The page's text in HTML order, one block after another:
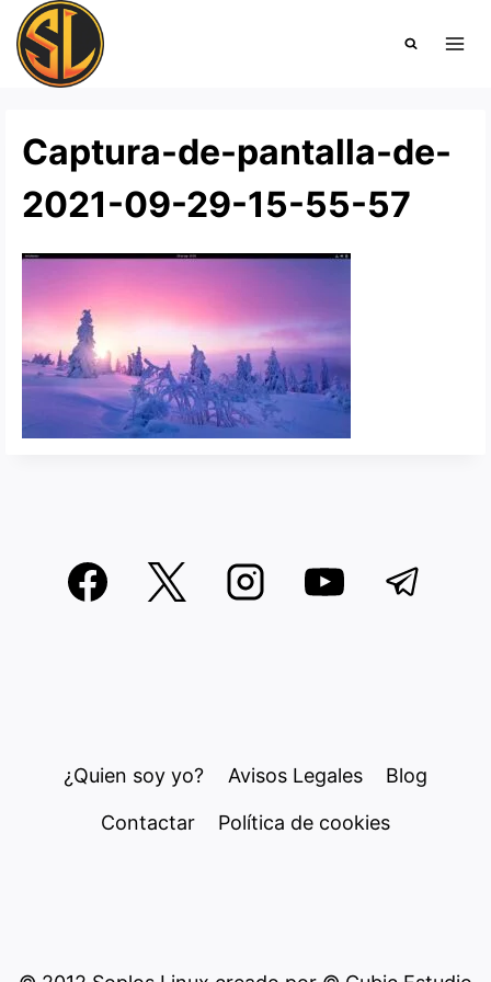
Saltar
contenido
Captura-de-pantalla-de-
2021-09-29-15-55-57
¿Quien soy yo? Avisos Legales Blog
Contactar Política de cookies